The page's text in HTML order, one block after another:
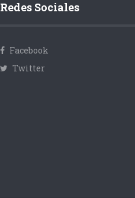
Redes Sociales
Facebook
Twitter